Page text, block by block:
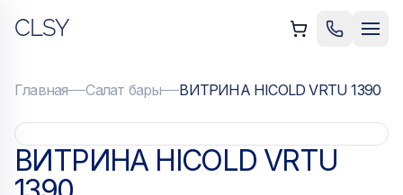
CLSY Позвонить
меню
Главная Салат бары ВИТРИНА HICOLD VRTU 1390
ВИТРИНА HICOLD VRTU